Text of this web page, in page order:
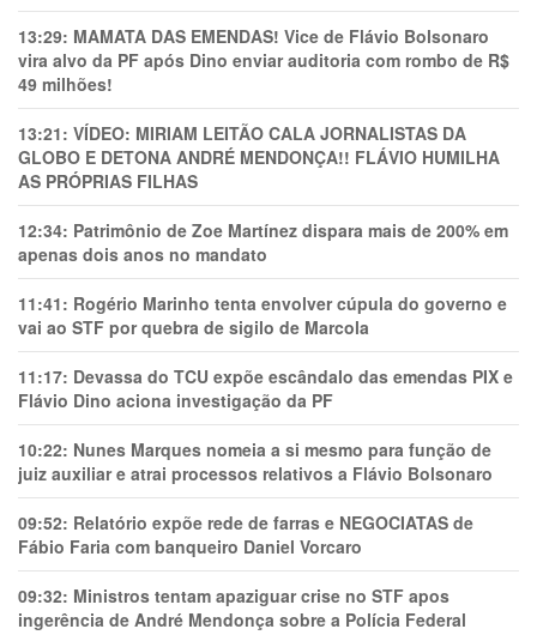
13:29: MAMATA DAS EMENDAS! Vice de Flávio Bolsonaro
vira alvo da PF após Dino enviar auditoria com rombo de R$
49 milhões!
13:21: VÍDEO: MIRIAM LEITÃO CALA JORNALISTAS DA
GLOBO E DETONA ANDRÉ MENDONÇA!! FLÁVIO HUMILHA
AS PRÓPRIAS FILHAS
12:34: Patrimônio de Zoe Martínez dispara mais de 200% em
apenas dois anos no mandato
11:41: Rogério Marinho tenta envolver cúpula do governo e
vai ao STF por quebra de sigilo de Marcola
11:17: Devassa do TCU expõe escândalo das emendas PIX e
Flávio Dino aciona investigação da PF
10:22: Nunes Marques nomeia a si mesmo para função de
juiz auxiliar e atrai processos relativos a Flávio Bolsonaro
09:52: Relatório expõe rede de farras e NEGOCIATAS de
Fábio Faria com banqueiro Daniel Vorcaro
09:32: Ministros tentam apaziguar crise no STF apos
ingerência de André Mendonça sobre a Polícia Federal